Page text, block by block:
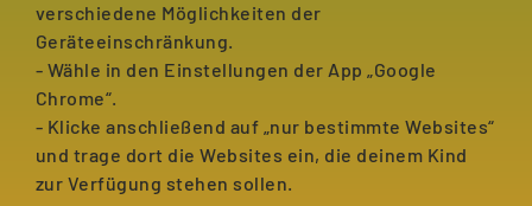
verschiedene Möglichkeiten der
Geräteeinschränkung.
- Wähle in den Einstellungen der App „Google
Chrome“.
- Klicke anschließend auf „nur bestimmte Websites“
und trage dort die Websites ein, die deinem Kind
zur Verfügung stehen sollen.